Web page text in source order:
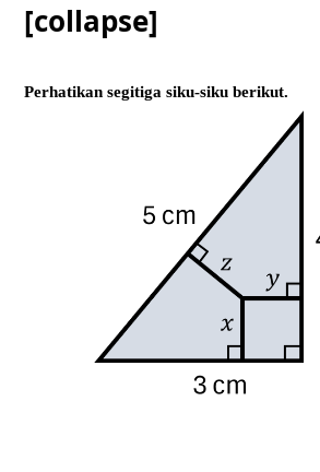
[collapse]
Perhatikan segitiga siku-siku berikut.